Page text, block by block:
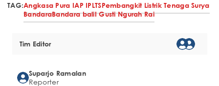
TAG:Angkasa Pura IAP IPLTSPembangkit Listrik Tenaga Surya
BandaraBandara baliI Gusti Ngurah Rai
Tim Editor
Suparjo Ramalan
Reporter